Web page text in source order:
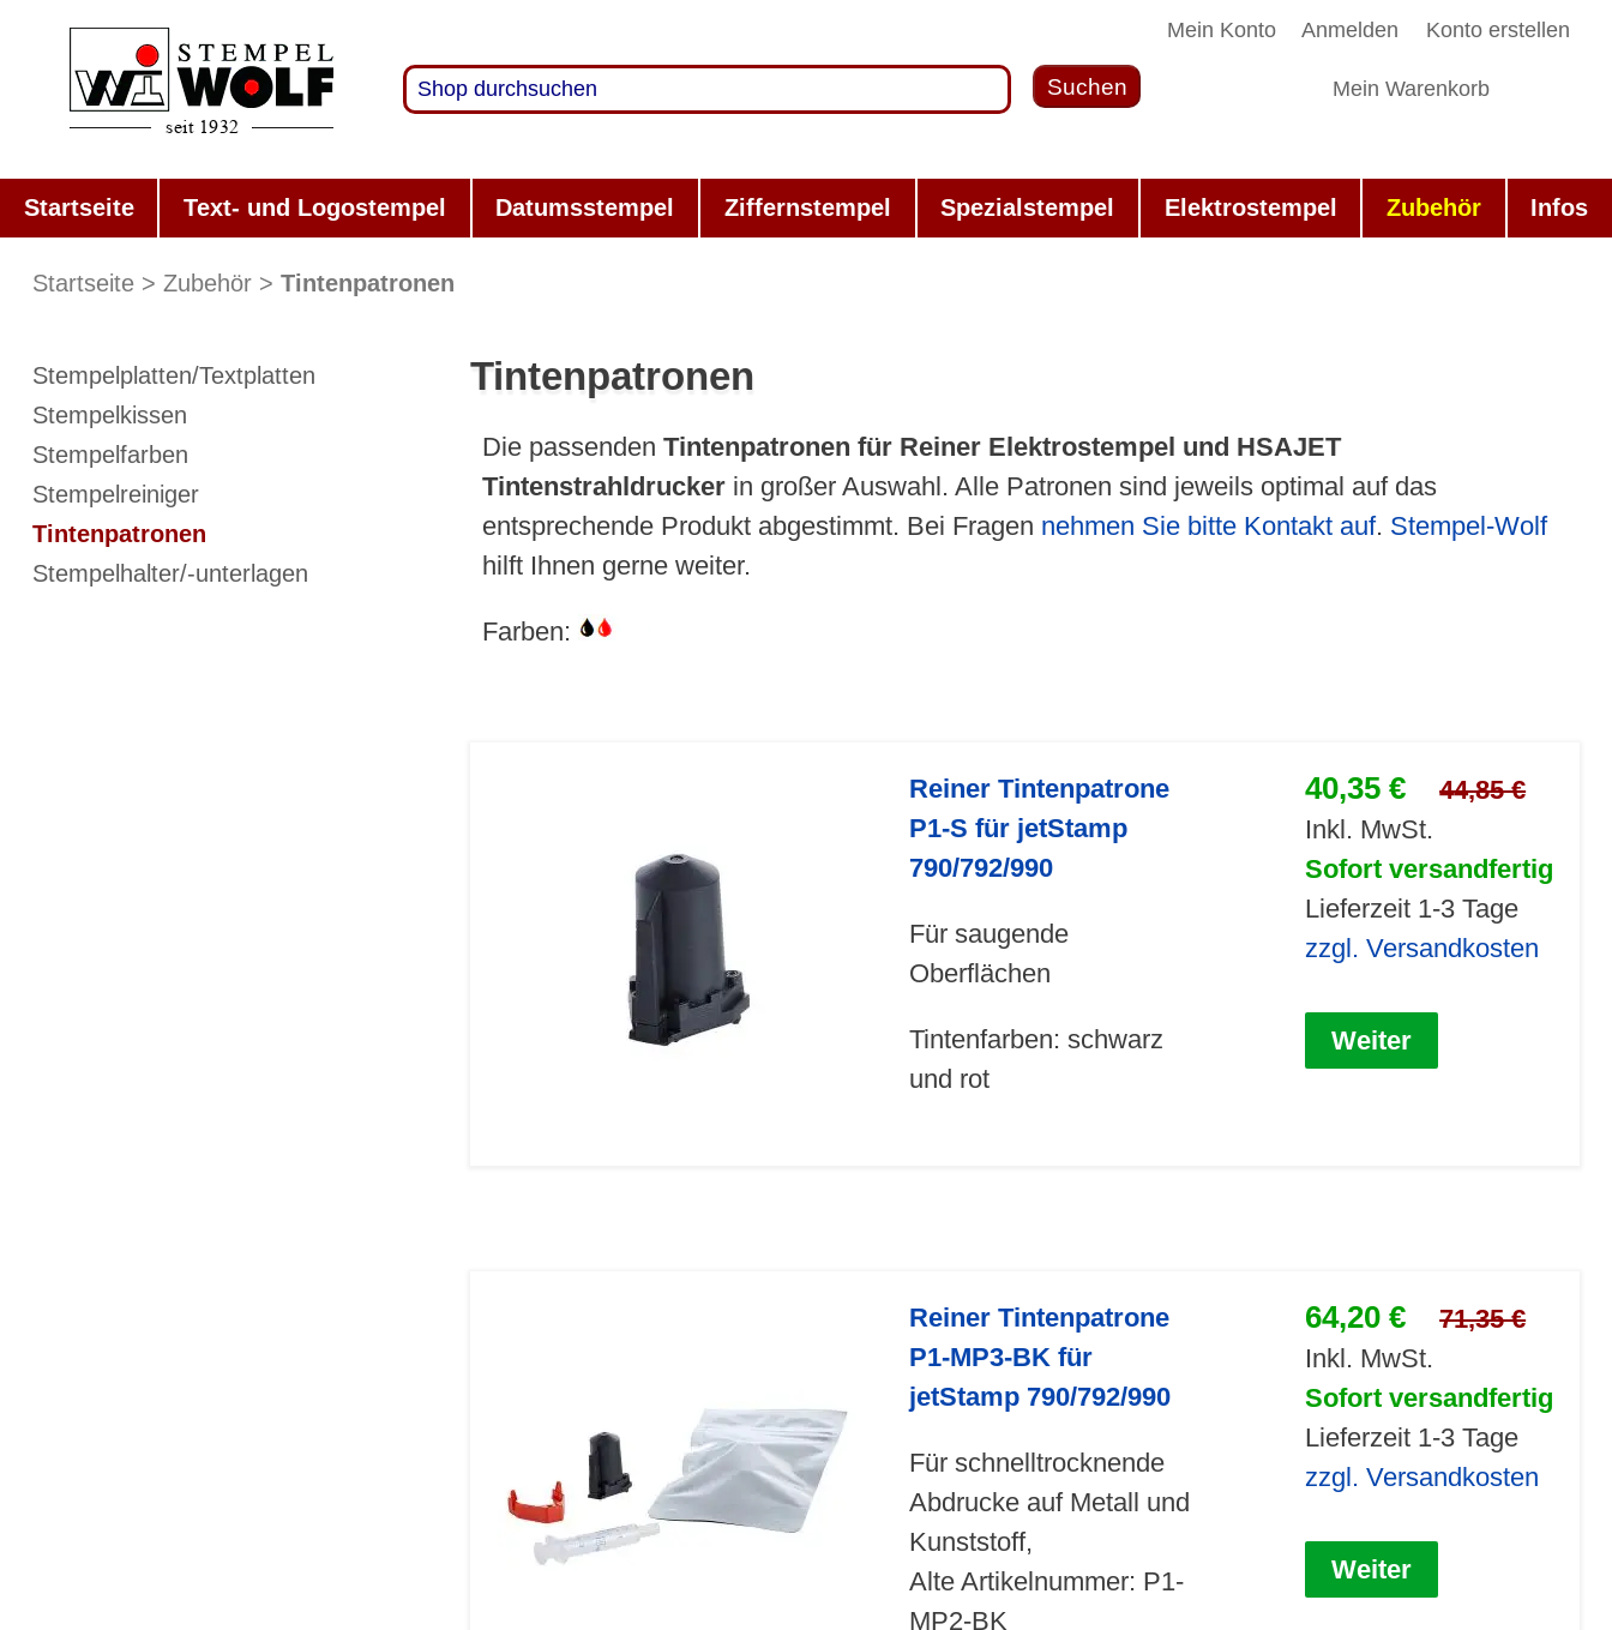
Mein Konto Anmelden Konto erstellen
Mein Warenkorb
Suchen
Startseite Text- und Logostempel Datumsstempel Ziffernstempel Spezialstempel Elektrostempel Zubehör Infos
Startseite Zubehör Tintenpatronen
Tintenpatronen
Die passenden Tintenpatronen für Reiner Elektrostempel und HSAJET
Tintenstrahldruckerin großer Auswahl. Alle Patronen sind jeweils optimal auf das
entsprechende Produkt abgestimmt. Bei Fragen nehmen Sie bitte Kontakt auf. Stempel-Wolf
hilft Ihnen gerne weiter.
Farben:
Reiner Tintenpatrone
P1-S für jetStamp
790/792/990
Für saugende
Oberflächen
Tintenfarben: schwarz
und rot
40,35 €
44,85 €
Inkl. MwSt.
Sofort versandfertig
Lieferzeit 1-3 Tage
zzgl. Versandkosten
Weiter
Reiner Tintenpatrone
P1-MP3-BK für
jetStamp 790/792/990
Für schnelltrocknende
Abdrucke auf Metall und
Kunststoff,
Alte Artikelnummer: P1-
MP2-BK
64,20 €
71,35 €
Inkl. MwSt.
Sofort versandfertig
Lieferzeit 1-3 Tage
zzgl. Versandkosten
Weiter
Stempelplatten/Textplatten
Stempelkissen
Stempelfarben
Stempelreiniger
Tintenpatronen
Stempelhalter/-unterlagen